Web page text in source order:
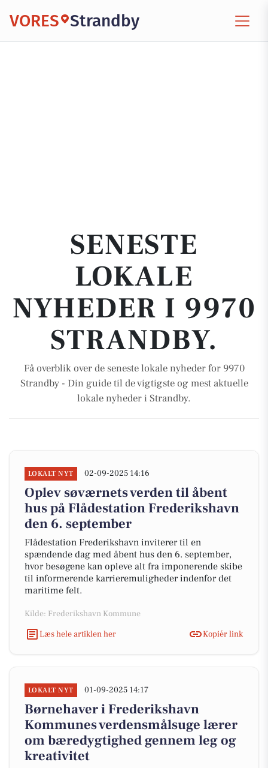
VORES Strandby
SENESTE
LOKALE
NYHEDER I 9970
STRANDBY.
Få overblik over de seneste lokale nyheder for 9970
Strandby - Din guide til de vigtigste og mest aktuelle
lokale nyheder i Strandby.
LOKALT NYT 02-09-2025 14:16
Oplev søværnets verden til åbent
hus på Flådestation Frederikshavn
den 6. september
Flådestation Frederikshavn inviterer til en
spændende dag med åbent hus den 6. september,
hvor besøgene kan opleve alt fra imponerende skibe
til informerende karrieremuligheder indenfor det
maritime felt.
Kilde: Frederikshavn Kommune
Læs hele artiklen her
Kopiér link
LOKALT NYT 01-09-2025 14:17
Børnehaver i Frederikshavn
Kommunes verdensmålsuge lærer
om bæredygtighed gennem leg og
kreativitet